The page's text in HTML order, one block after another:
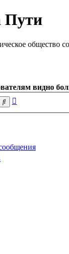
Пути
общество
видно
Поиск